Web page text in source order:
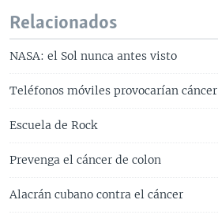
Relacionados
NASA: el Sol nunca antes visto
Teléfonos móviles provocarían cáncer
Escuela de Rock
Prevenga el cáncer de colon
Alacrán cubano contra el cáncer